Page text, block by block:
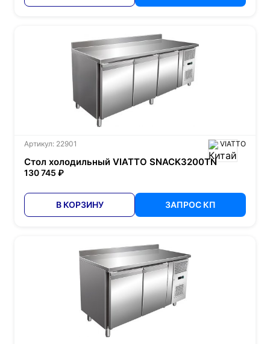
Артикул: 22901 VIATTO
Стол холодильный VIATTO SNACK3200TN
130 745 ₽
В КОРЗИНУ ЗАПРОС КП